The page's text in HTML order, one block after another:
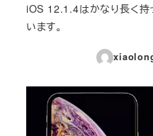
iOS 12.1.4はかなり長く持
います。